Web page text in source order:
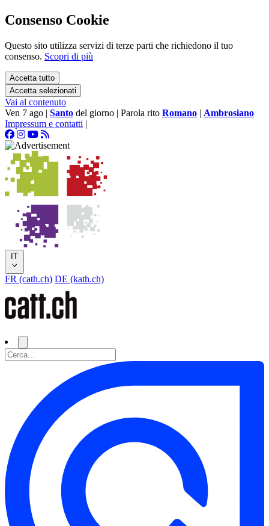
Consenso Cookie
Questo sito utilizza servizi di terze parti che richiedono il tuo
consenso. Scopri di più
Accetta tutto
Accetta selezionati
Vai al contenuto
Ven 7 ago | Santo del giorno | Parola rito Romano | Ambrosiano
Impressum e contatti |
IT
FR (cath.ch) DE (kath.ch)